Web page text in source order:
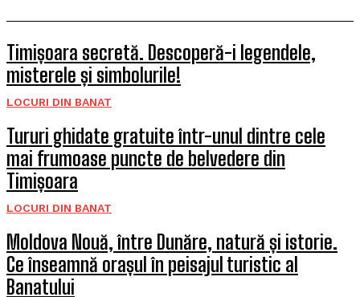
Timișoara secretă. Descoperă-i legendele,
misterele și simbolurile!
LOCURI DIN BANAT
Tururi ghidate gratuite într-unul dintre cele
mai frumoase puncte de belvedere din
Timișoara
LOCURI DIN BANAT
Moldova Nouă, între Dunăre, natură și istorie.
Ce înseamnă orașul în peisajul turistic al
Banatului